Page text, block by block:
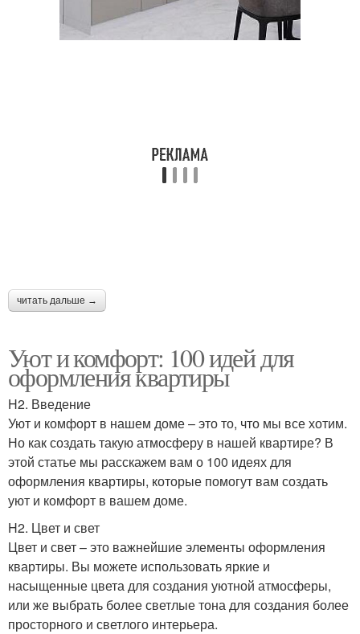
читать дальше →
Уют и комфорт: 100 идей для
оформления квартиры
H2. Введение
Уют и комфорт в нашем доме – это то, что мы все хотим.
Но как создать такую атмосферу в нашей квартире? В
этой статье мы расскажем вам о 100 идеях для
оформления квартиры, которые помогут вам создать
уют и комфорт в вашем доме.
H2. Цвет и свет
Цвет и свет – это важнейшие элементы оформления
квартиры. Вы можете использовать яркие и
насыщенные цвета для создания уютной атмосферы,
или же выбрать более светлые тона для создания более
просторного и светлого интерьера.